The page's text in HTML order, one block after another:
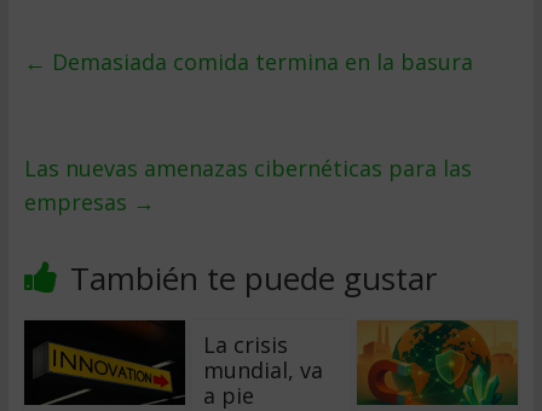
← Demasiada comida termina en la basura
Las nuevas amenazas cibernéticas para las
empresas →
También te puede gustar
La crisis
mundial, va
a pie